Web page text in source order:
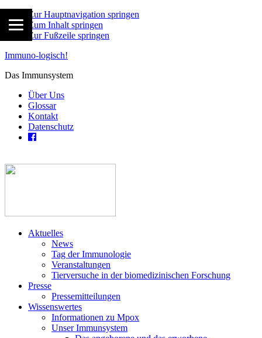
Zur Hauptnavigation springen
Zum Inhalt springen
Zur Fußzeile springen
Immuno-logisch!
Das Immunsystem
Über Uns
Glossar
Kontakt
Datenschutz
Aktuelles
News
Tag der Immunologie
Veranstaltungen
Tierversuche in der biomedizinischen Forschung
Presse
Pressemitteilungen
Wissenswertes
Informationen zu Mpox
Unser Immunsystem